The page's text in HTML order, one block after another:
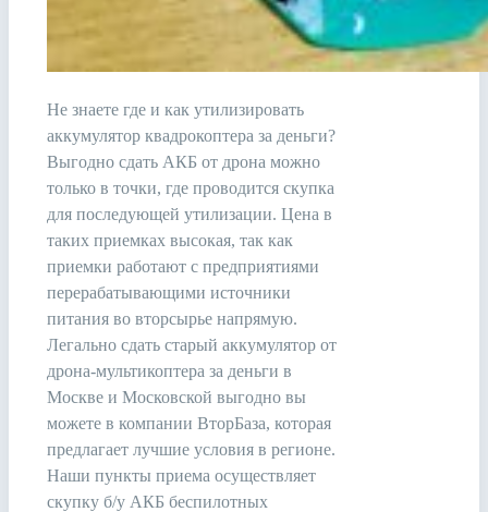
Не знаете где и как утилизировать
аккумулятор квадрокоптера за деньги?
Выгодно сдать АКБ от дрона можно
только в точки, где проводится скупка
для последующей утилизации. Цена в
таких приемках высокая, так как
приемки работают с предприятиями
перерабатывающими источники
питания во вторсырье напрямую.
Легально сдать старый аккумулятор от
дрона-мультикоптера за деньги в
Москве и Московской выгодно вы
можете в компании ВторБаза, которая
предлагает лучшие условия в регионе.
Наши пункты приема осуществляет
скупку б/у АКБ беспилотных